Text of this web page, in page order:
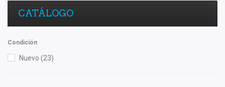
CATÁLOGO
Condición
Nuevo (23)